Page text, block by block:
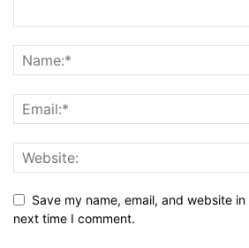
Save my name, email, and website
next time I comment.